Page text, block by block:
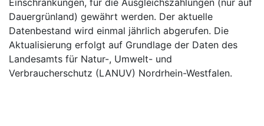
Einschränkungen, für die Ausgleichszahlungen (nur auf
Dauergrünland) gewährt werden. Der aktuelle
Datenbestand wird einmal jährlich abgerufen. Die
Aktualisierung erfolgt auf Grundlage der Daten des
Landesamts für Natur-, Umwelt- und
Verbraucherschutz (LANUV) Nordrhein-Westfalen.